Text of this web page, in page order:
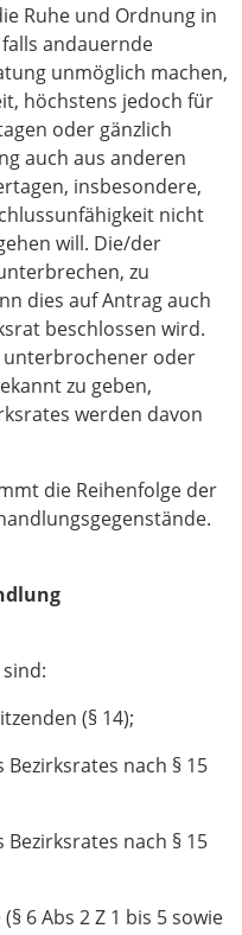
Ruhe und Ordnung in
andauernde
unmöglich machen,
höchstens jedoch für
oder gänzlich
auch aus anderen
insbesondere,
nicht
will. Die/der
zu
dies auf Antrag auch
beschlossen wird.
unterbrochener oder
zu geben,
werden davon
die Reihenfolge der
(§ 14);
nach § 15
nach § 15
6 Abs 2 Z 1 bis 5 sowie